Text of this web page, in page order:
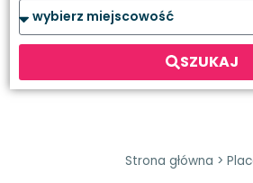
SZUKAJ
Strona główna >